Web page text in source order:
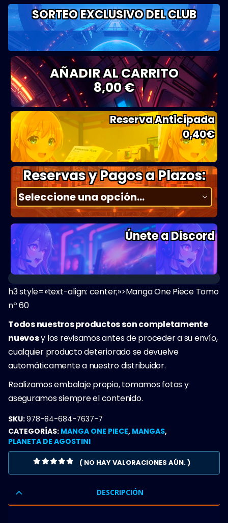
SORTEO EXCLUSIVO DEL CLUB
AÑADIR AL CARRITO
8,00 €
Reserva Anticipada
0,40€
Reservas y Pagos a Plazos:
Únete a Discord
h3 style=»text-align: center;»>Manga One Piece Tomo
nº 60
Todos nuestros productos son completamente
nuevosy los revisamos antes de proceder a su envío,
cualquier producto deteriorado se devuelve
automáticamente a nuestro distribuidor.
Realizamos embalaje propio, tomamos fotos y
aseguramos siempre el contenido.
SKU:978-84-684-7637-7
CATEGORÍAS: MANGA ONE PIECE, MANGAS,
PLANETA DE AGOSTINI
( NO HAY VALORACIONES AÚN. )
DESCRIPCIÓN